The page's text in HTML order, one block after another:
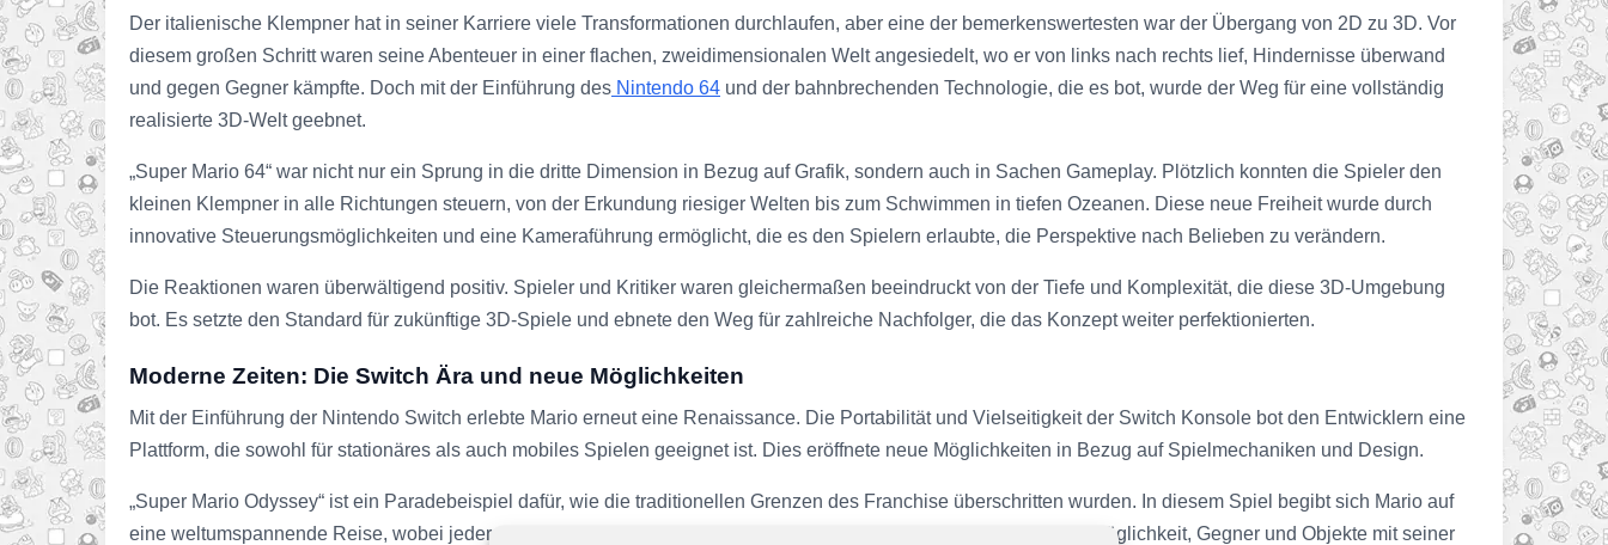
Der italienische Klempner hat in seiner Karriere viele Transformationen durchlaufen, aber eine der bemerkenswertesten war der Übergang von 2D zu 3D. Vor
diesem großen Schritt waren seine Abenteuer in einer flachen, zweidimensionalen Welt angesiedelt, wo er von links nach rechts lief, Hindernisse überwand
und gegen Gegner kämpfte. Doch mit der Einführung des Nintendo 64 und der bahnbrechenden Technologie, die es bot, wurde der Weg für eine vollständig
realisierte 3D-Welt geebnet.
„Super Mario 64“ war nicht nur ein Sprung in die dritte Dimension in Bezug auf Grafik, sondern auch in Sachen Gameplay. Plötzlich konnten die Spieler den
kleinen Klempner in alle Richtungen steuern, von der Erkundung riesiger Welten bis zum Schwimmen in tiefen Ozeanen. Diese neue Freiheit wurde durch
innovative Steuerungsmöglichkeiten und eine Kameraführung ermöglicht, die es den Spielern erlaubte, die Perspektive nach Belieben zu verändern.
Die Reaktionen waren überwältigend positiv. Spieler und Kritiker waren gleichermaßen beeindruckt von der Tiefe und Komplexität, die diese 3D-Umgebung
bot. Es setzte den Standard für zukünftige 3D-Spiele und ebnete den Weg für zahlreiche Nachfolger, die das Konzept weiter perfektionierten.
Moderne Zeiten: Die Switch Ära und neue Möglichkeiten
Mit der Einführung der Nintendo Switch erlebte Mario erneut eine Renaissance. Die Portabilität und Vielseitigkeit der Switch Konsole bot den Entwicklern eine
Plattform, die sowohl für stationäres als auch mobiles Spielen geeignet ist. Dies eröffnete neue Möglichkeiten in Bezug auf Spielmechaniken und Design.
„Super Mario Odyssey“ ist ein Paradebeispiel dafür, wie die traditionellen Grenzen des Franchise überschritten wurden. In diesem Spiel begibt sich Mario auf
eine weltumspannende Reise, wobei jeder Ort seine einzigartigen Herausforderungen und Charaktere bietet. Die Möglichkeit, Gegner und Objekte mit seiner